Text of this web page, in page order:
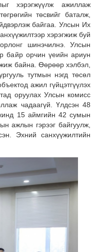
хэрэгжүүлж ажиллаж
төсвийг баталж,
байгаа. Улсын Их
хэрэгжиж буй
шинэчилнэ. Улсын
байр орчин үеийн ариун
байна. Өөрөөр хэлбэл,
тутмын нэгд төсөл
ажил гүйцэтгүүлэх
оруулах Улсын комисс
чадаагүй. Үлдсэн 48
15 аймгийн 42 сумын
ажлын гэрээг байгуулж,
Эхний санхүүжилтийн